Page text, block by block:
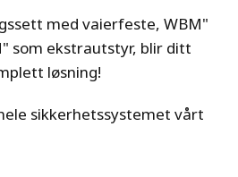
med vaierfeste, WBM"
som ekstrautstyr, blir ditt
løsning!
sikkerhetssystemet vårt